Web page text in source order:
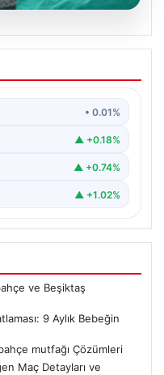
Yaşam
olay, bir bebeğin• 0.01%
▲ +0.18%
▲ +0.74%
▲ +1.02%
ve Beşiktaş
9 Aylık Bebeğin
mutfağı Çözümleri
Maç Detayları ve